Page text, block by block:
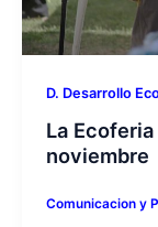
D. Desarrollo
La
noviembre
Comunicacion y